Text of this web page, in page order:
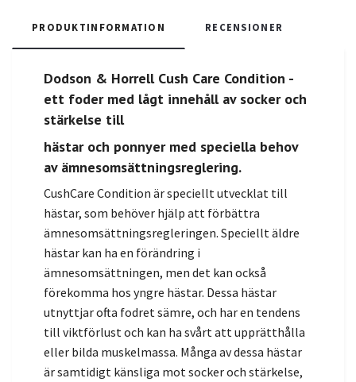
PRODUKTINFORMATION RECENSIONER
Dodson & Horrell Cush Care Condition -
ett foder med lågt innehåll av socker och
stärkelse till
hästar och ponnyer med speciella behov
av ämnesomsättningsreglering.
CushCare Condition är speciellt utvecklat till
hästar, som behöver hjälp att förbättra
ämnesomsättningsregleringen. Speciellt äldre
hästar kan ha en förändring i
ämnesomsättningen, men det kan också
förekomma hos yngre hästar. Dessa hästar
utnyttjar ofta fodret sämre, och har en tendens
till viktförlust och kan ha svårt att upprätthålla
eller bilda muskelmassa. Många av dessa hästar
är samtidigt känsliga mot socker och stärkelse,